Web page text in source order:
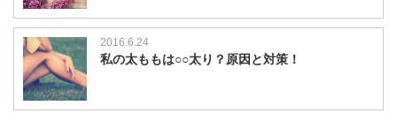
2016.6.24
私の太ももは○○太り？原因と対策！